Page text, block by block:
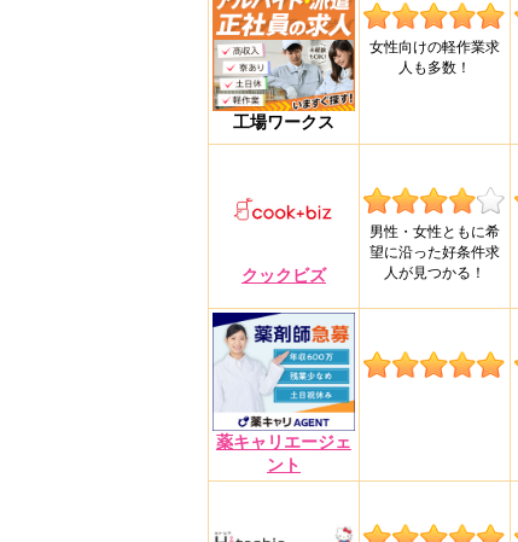
工場ワークス
女性向けの軽作業求
人も多数！
クックビズ
男性・女性ともに希
望に沿った好条件求
人が見つかる！
薬キャリエージェ
ント